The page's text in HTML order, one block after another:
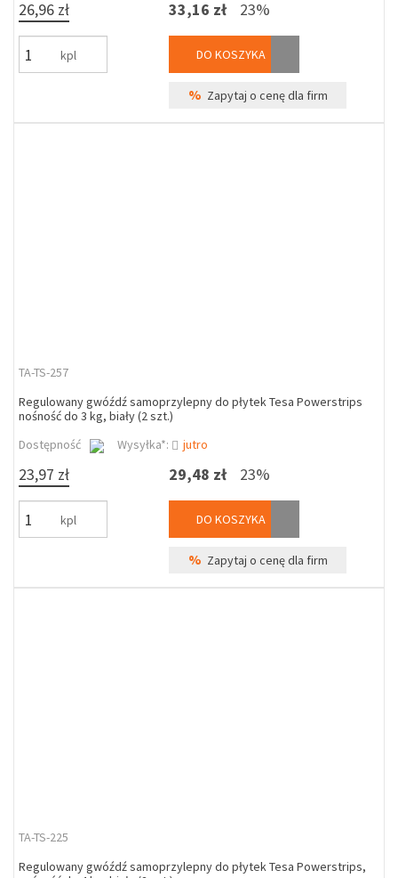
26,96 zł
kpl
33,16 zł 23%
DO KOSZYKA
% Zapytaj o cenę dla firm
TA-TS-257
Regulowany gwóźdź samoprzylepny do płytek Tesa Powerstrips
nośność do 3 kg, biały (2 szt.)
Dostępność
Wysyłka*: jutro
23,97 zł
kpl
29,48 zł 23%
DO KOSZYKA
% Zapytaj o cenę dla firm
TA-TS-225
Regulowany gwóźdź samoprzylepny do płytek Tesa Powerstrips,